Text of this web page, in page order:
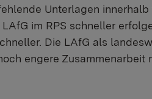
Unterlagen
im RPS schneller
Die LAfG als
engere